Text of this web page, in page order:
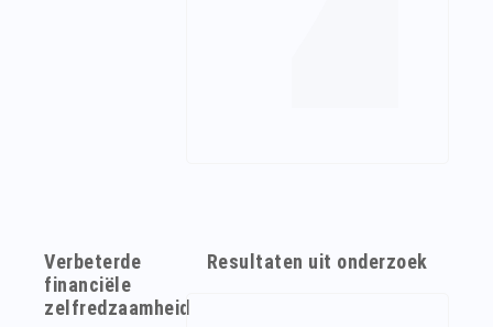
Verbeterde
financiële
zelfredzaamheid
Resultaten uit onderzoek